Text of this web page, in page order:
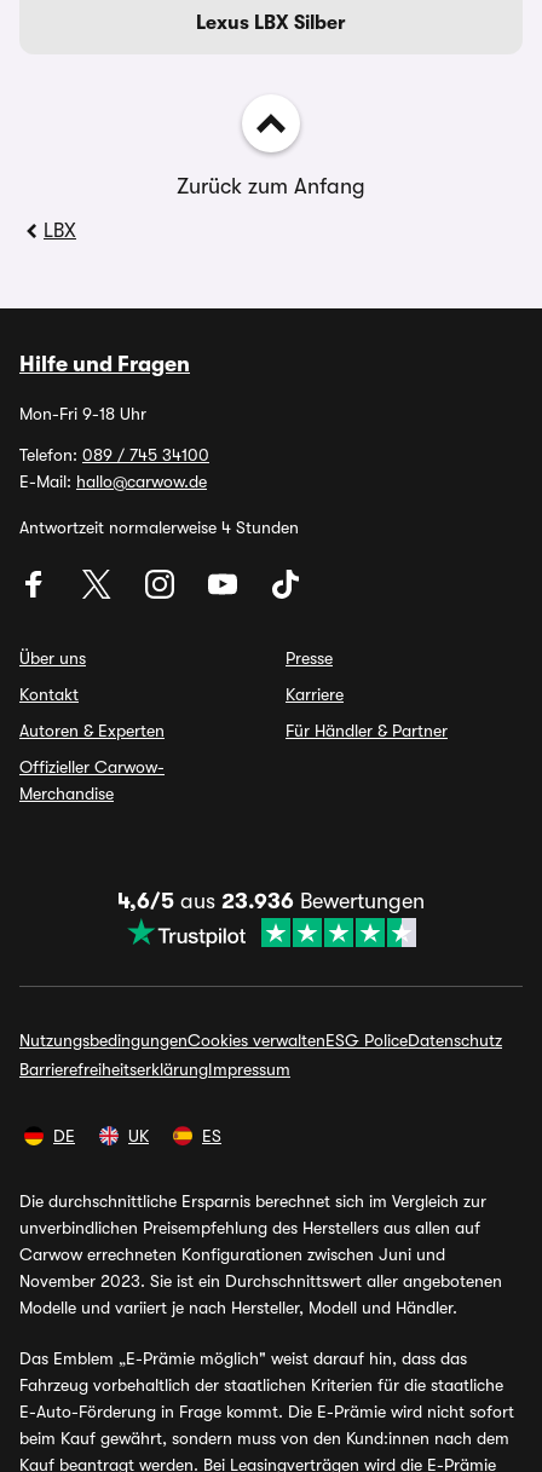
Lexus LBX Silber
Zurück zum Anfang
LBX
Hilfe und Fragen
Mon-Fri 9-18 Uhr
Telefon: 089 / 745 34100
E-Mail: hallo@carwow.de
Antwortzeit normalerweise 4 Stunden
Über uns
Kontakt
Autoren & Experten
Offizieller Carwow-
Merchandise
Presse
Karriere
Für Händler & Partner
4,6/5 aus 23.936 Bewertungen
NutzungsbedingungenCookies verwaltenESG PoliceDatenschutz
BarrierefreiheitserklärungImpressum
DE UK ES
Die durchschnittliche Ersparnis berechnet sich im Vergleich zur
unverbindlichen Preisempfehlung des Herstellers aus allen auf
Carwow errechneten Konfigurationen zwischen Juni und
November 2023. Sie ist ein Durchschnittswert aller angebotenen
Modelle und variiert je nach Hersteller, Modell und Händler.
Das Emblem „E-Prämie möglich" weist darauf hin, dass das
Fahrzeug vorbehaltlich der staatlichen Kriterien für die staatliche
E-Auto-Förderung in Frage kommt. Die E-Prämie wird nicht sofort
beim Kauf gewährt, sondern muss von den Kund:innen nach dem
Kauf beantragt werden. Bei Leasingverträgen wird die E-Prämie